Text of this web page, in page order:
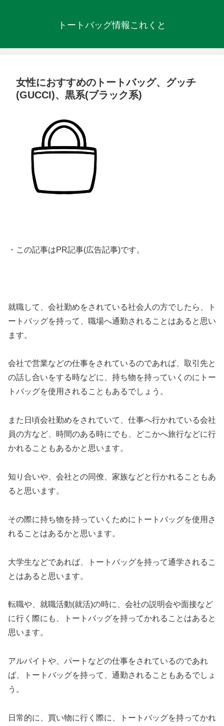
トートバッグ情報これくと
女性におすすめのトートバッグ、グッチ
(GUCCI)、黒系(ブラック系)
・この記事はPR記事(広告記事)です。
就職して、会社勤めをされている社会人の方でしたら、ト
ートバッグを持って、職場へ通勤されることはあると思い
ます。
会社で営業などの仕事をされているのであれば、取引先と
の話し合いをする時などに、持ち物を持っていくのにトー
トバッグを使用されることもあるでしょう。
また日頃会社勤めをされていて、仕事へ行かれている会社
員の方など、時間のある時にでも、どこかへ旅行などに行
かれることもあるかと思います。
知り合いや、会社との同僚、家族などと行かれることもあ
ると思います。
その際に持ち物を持っていくためにトートバッグを使用さ
れることはあるかと思います。
大学生などであれば、トートバッグを持って通学されるこ
とはあると思います。
転職や、就職活動(就活)の時に、会社の説明会や面接など
に行く際にも、トートバッグを持ってかれることはあると
思います。
アルバイトや、パートなどの仕事をされているのであれ
ば、トートバッグを持って、通勤されることもあるでしょ
う。
日常的に、買い物に行く際に、トートバッグを持ってかれ